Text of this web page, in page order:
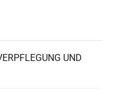
UND